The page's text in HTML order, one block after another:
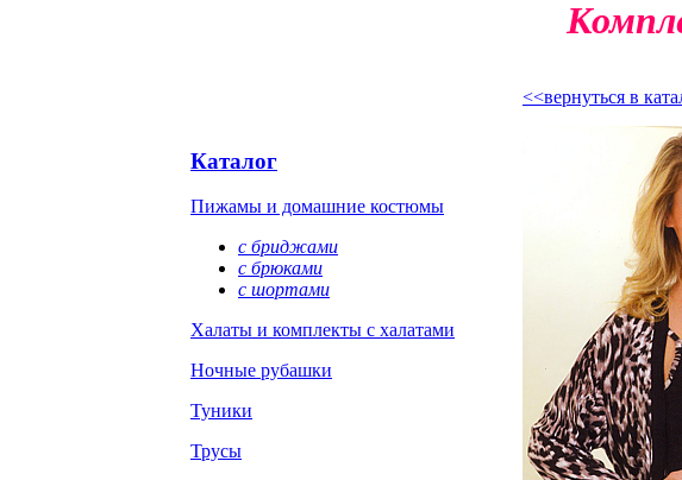
<<вернуться в
Каталог
Пижамы и домашние костюмы
с бриджами
с брюками
с шортами
Халаты и комплекты с халатами
Ночные рубашки
Туники
Трусы